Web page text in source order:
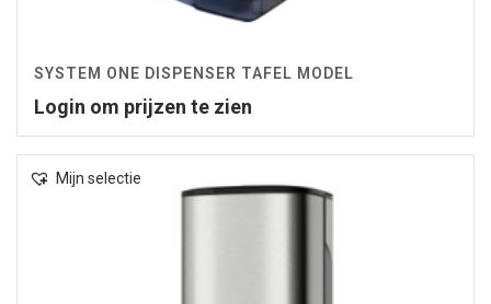
SYSTEM ONE DISPENSER TAFEL MODEL
Login om prijzen te zien
Mijn selectie